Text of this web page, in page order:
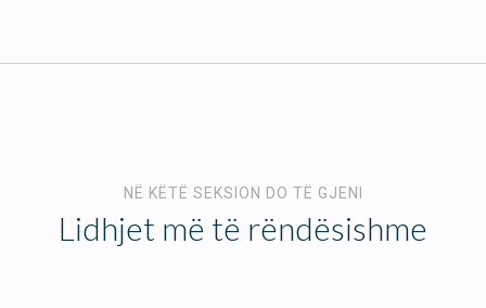
NË KËTË SEKSION DO TË GJENI
Lidhjet më të rëndësishme